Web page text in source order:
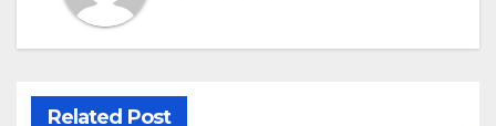
Related Post